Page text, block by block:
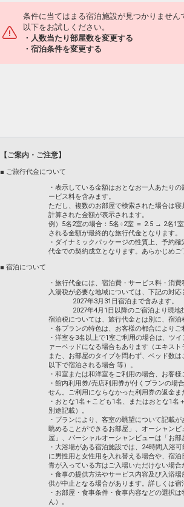
条件に当てはまる宿泊施設が見つかりません
以下をお試しください。
・人数当たり部屋数を変更する
・宿泊条件を変更する
【ご案内・ご注意】
■ ご旅行代金について
・表示している金額はおとなお一人あたり
ービス料を含みます。
ただし、複数のお部屋で検索された場合は
計算された金額が表示されます。
例）5名2室の場合：5名÷2室 ＝ 2.5 → 2名1
される金額が最終的な旅行代金となります。
・ダイナミックパッケージの性質上、予約
代金での契約成立となります。あらかじめご
■ 宿泊について
・旅行代金には、宿泊費・サービス料・消
入湯税が必要な地域については、下記の対応
2027年3月31日宿泊まで含みます。
2027年4月1日以降のご宿泊より現地
宿泊税については、旅行代金とは別に、宿泊
・各プランの特色は、お客様の都合により
・洋室を3名以上で1室ご利用の場合は、ツ
ァーベッドになる場合もあります（エキス
また、お部屋のタイプを問わず、ベッド数
以下で宿泊される場合 等）。
・和室または和洋室をご利用の場合、お客
・館内利用券/売店利用券が付くプランの場
せん。ご利用にならなかった利用券の返金ま
・おとな1名＋こども1名、またはおとな1
別途記載）。
・プランにより、客室の眺望について記載
眺めることができるお部屋」、オーシャン
屋」、パーシャルオーシャンビューは「お
・大浴場がある宿泊施設では、24時間入浴
に男性用と女性用を入れ替える場合や、宿
青が入っている方はご入場いただけない場
・食事の提供方法やサービス内容及び入浴
供が中止となる場合があります。詳しくは宿
・お部屋・食事条件・食事内容などの選択
ん）。